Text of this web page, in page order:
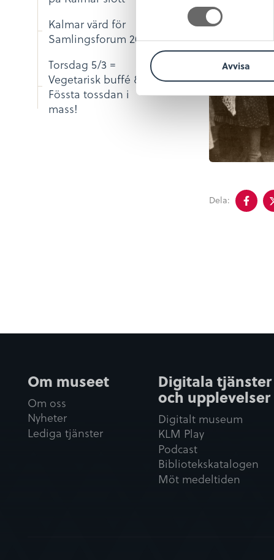
y
e
s
Avvisa
Kalmar värd för
Samlingsforum 2026
Torsdag 5/3 =
Vegetarisk buffé &
Fössta tossdan i
mass!
Dela:
Dela
på
Om museet
Om oss
Nyheter
Lediga tjänster
Digitala tjänster
och upplevelser
Digitalt museum
KLM Play
Podcast
Bibliotekskatalogen
Möt medeltiden